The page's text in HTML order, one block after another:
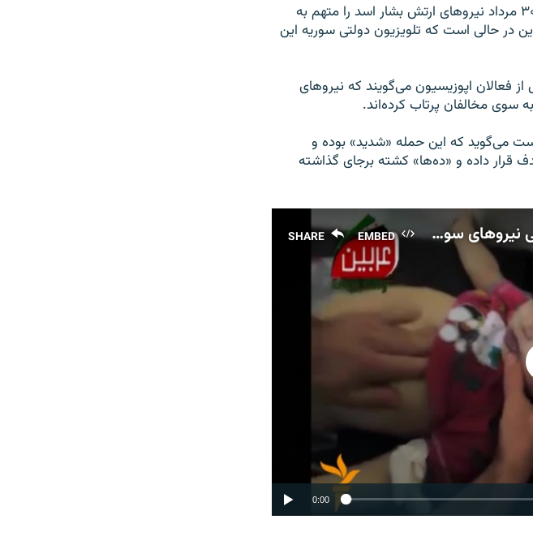
دو گروه از گروه‌های اپوزیسیون سوریه روز چهارشنبه ۳۰ مرداد نیروهای ارتش بشار اسد را متهم به
در حالی است که تلویزیون دولتی سوریه این
فعالان اپوزیسیون می‌گویند که نیروهای
سوی مخالفان پرتاب کرده‌اند.
می‌گوید که این حمله «شدید» بوده و
قرار داده و «ده‌ها» کشته برجای گذاشته
EMBED
SHARE شورای ائتلاف ملی سوریه: در حمله شیمیایی نیروهای سوری صدها نفر کشته شده اند
No media
0:00